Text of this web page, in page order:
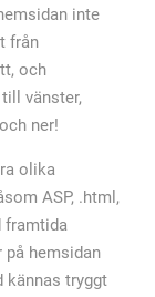
inte
från
och
vänster,
ner!
olika
ASP, .html,
framtida
på hemsidan
kännas tryggt